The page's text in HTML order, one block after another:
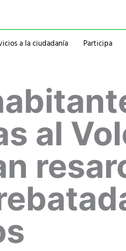
a la ciudadanía
Notificaciones
de eventos
Participa
Historia
Símbolos
Mapa
Personajesal